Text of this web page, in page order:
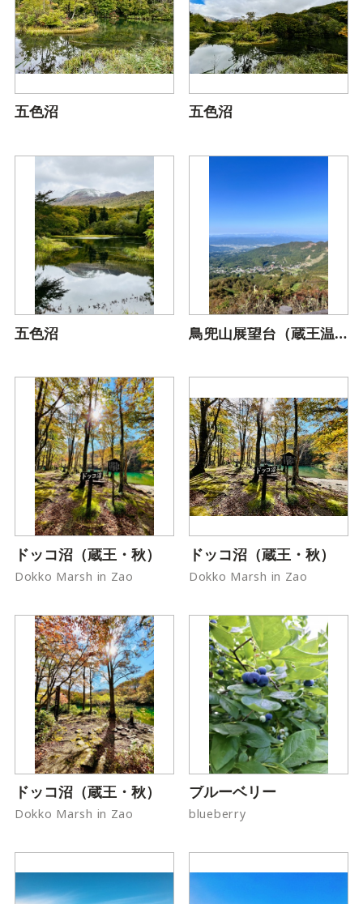
五色沼 五色沼
五色沼 鳥兜山展望台（蔵王温泉）
ドッコ沼（蔵王・秋）
Dokko Marsh in Zao
ドッコ沼（蔵王・秋）
Dokko Marsh in Zao
ドッコ沼（蔵王・秋）
Dokko Marsh in Zao
ブルーベリー
blueberry